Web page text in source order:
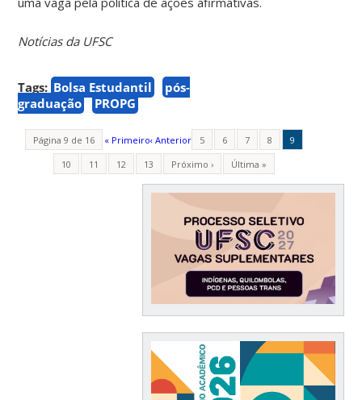
Notícias da UFSC
Tags: Bolsa Estudantil
pós-
graduação
PROPG
Página 9 de 16 « Primeiro‹ Anterior 5 6 7 8
9
10
11 12 13 Próximo › Última »